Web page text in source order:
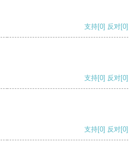
支持[0] 反对[0]
支持[0] 反对[0]
支持[0] 反对[0]